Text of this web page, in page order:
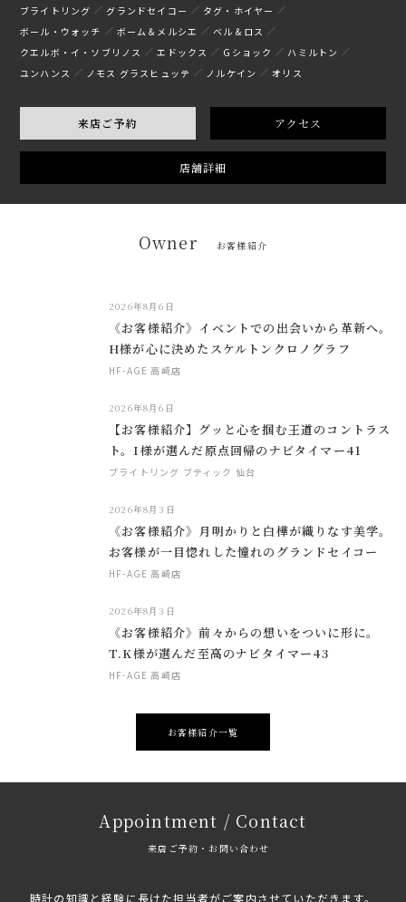
ブライトリング グランドセイコー
タグ・ホイヤー
ボール・ウォッチ
ボーム＆メルシエ
ベル＆ロス
クエルボ・イ・ソブリノス
エドックス Gショック
ハミルトン
ユンハンス
ノモス グラスヒュッテ ノルケイン オリス
来店ご予約 アクセス
店舗詳細
Owner お客様紹介
2026年8月6日
《お客様紹介》イベントでの出会いから革新へ。
H様が心に決めたスケルトンクロノグラフ
HF-AGE 高崎店
2026年8月6日
【お客様紹介】グッと心を掴む王道のコントラス
ト。I様が選んだ原点回帰のナビタイマー41
ブライトリング ブティック 仙台
2026年8月3日
《お客様紹介》月明かりと白樺が織りなす美学。
お客様が一目惚れした憧れのグランドセイコー
HF-AGE 高崎店
2026年8月3日
《お客様紹介》前々からの想いをついに形に。
T.K様が選んだ至高のナビタイマー43
HF-AGE 高崎店
お客様紹介一覧
Appointment / Contact
来店ご予約・お問い合わせ
時計の知識と経験に長けた担当者がご案内させていただきます。